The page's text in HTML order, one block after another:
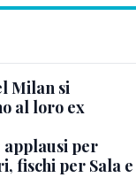
Milan si
al loro ex
per
fischi per Sala e